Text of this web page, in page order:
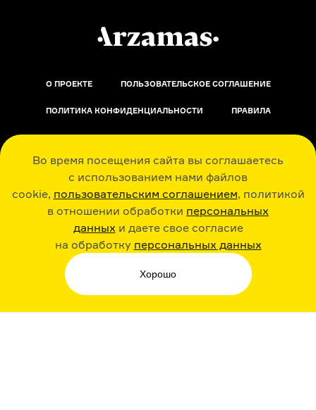
Во время посещения сайта вы соглашаетесь
с использованием нами файлов
cookie, пользовательским соглашением, политикой
в отношении обработки персональных
данных и даете свое согласие
на обработку персональных данных
Хорошо
О ПРОЕКТЕ ПОЛЬЗОВАТЕЛЬСКОЕ СОГЛАШЕНИЕ
ПОЛИТИКА КОНФИДЕНЦИАЛЬНОСТИ ПРАВИЛА
ОБРАТНАЯ СВЯЗЬ
РАДИО ARZAMAS ГУСЬГУСЬ
СТИКЕРЫ ARZAMAS